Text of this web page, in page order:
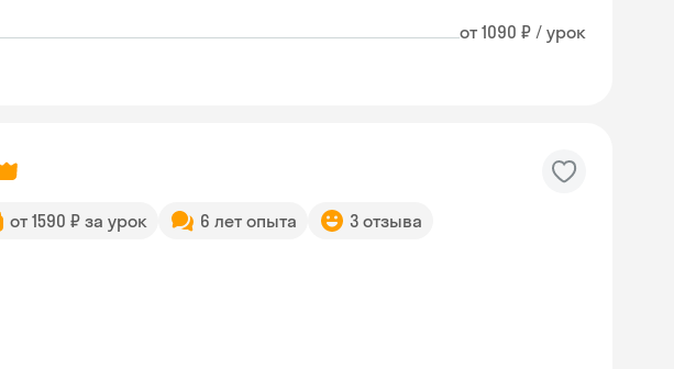
от 1090 ₽ / урок
от 1590 ₽ за урок 6 лет опыта 3 отзыва